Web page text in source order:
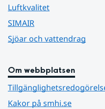
Luftkvalitet
SIMAIR
Sjöar och vattendrag
Om webbplatsen
Kakor på smhi.se